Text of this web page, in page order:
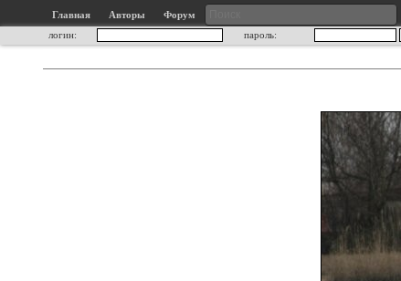
Главная Авторы
Форум
логин:
пароль: